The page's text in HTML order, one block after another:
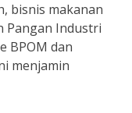
bisnis makanan
Pangan Industri
BPOM dan
menjamin